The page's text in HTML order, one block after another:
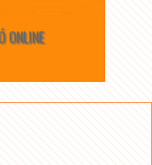
ONLINE